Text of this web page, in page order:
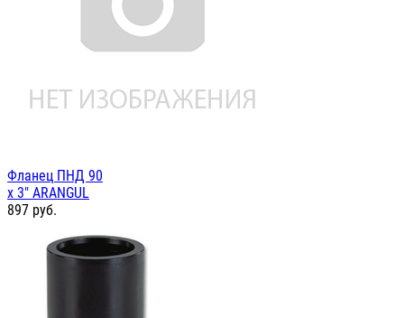
Фланец ПНД 90
х 3" ARANGUL
897 руб.